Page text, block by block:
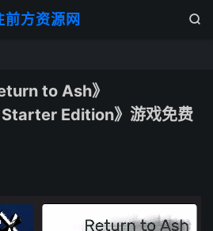
前方资源网 
to Ash》
Starter Edition》游戏免费